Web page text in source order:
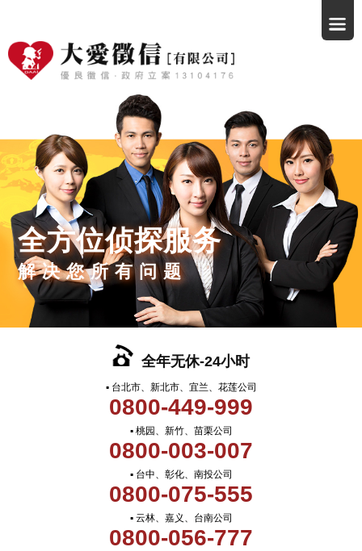
全方位侦探服务
解决您所有问题
全年无休-24小时
▪ 台北市、新北市、宜兰、花莲公司
0800-449-999
▪ 桃园、新竹、苗栗公司
0800-003-007
▪ 台中、彰化、南投公司
0800-075-555
▪ 云林、嘉义、台南公司
0800-056-777